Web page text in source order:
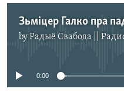
byРадыё Свабода ||
No media
0:00